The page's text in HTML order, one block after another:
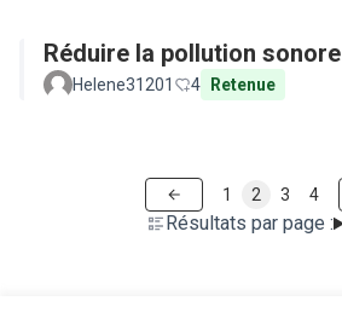
Réduire la pollution sonore
Helene31201 4 Retenue
Résultats par page :
1 2 3 4